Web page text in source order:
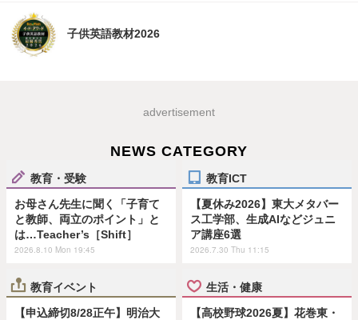
子供英語教材2026
advertisement
NEWS CATEGORY
教育・受験
お母さん先生に聞く「子育て
と教師、両立のポイント」と
は…Teacher’s［Shift］
2026.8.10 Mon 19:45
教育ICT
【夏休み2026】東大メタバー
ス工学部、生成AIなどジュニ
ア講座6選
2026.7.30 Thu 11:15
教育イベント
【申込締切8/28正午】明治大
生活・健康
【高校野球2026夏】花巻東・